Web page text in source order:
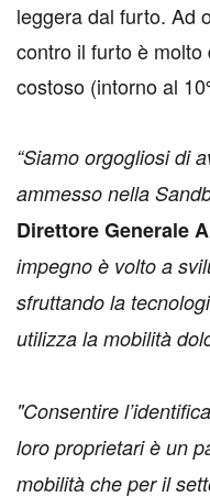
leggera dal furto. Ad
contro il furto è
costoso (intorno al
“Siamo orgogliosi di
ammesso nella
Direttore Generale
impegno è volto a
sfruttando la
utilizza la mobilità
"Consentire
loro proprietari è un
mobilità che per il